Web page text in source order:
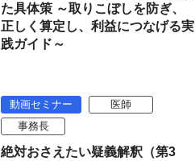
た具体策 ～取りこぼしを防ぎ、
正しく算定し、利益につなげる実
践ガイド～
動画セミナー
医師
事務長
絶対おさえたい疑義解釈（第3